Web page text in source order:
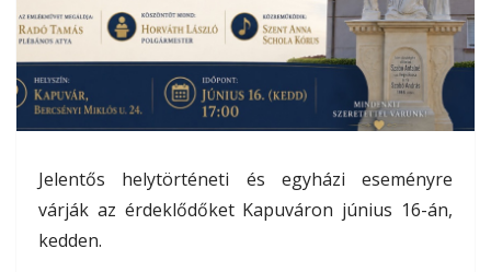
Jelentős helytörténeti és egyházi eseményre
várják az érdeklődőket Kapuváron június 16-án,
kedden.